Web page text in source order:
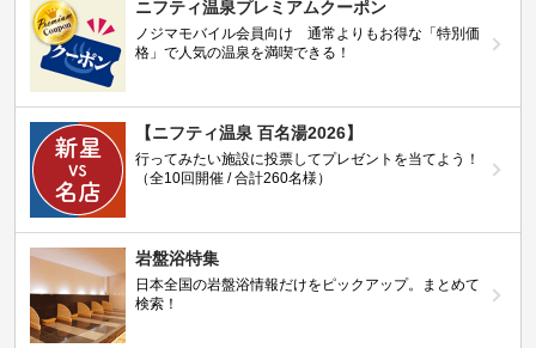
ニフティ温泉プレミアムクーポン
ノジマモバイル会員向け 通常よりもお得な「特別価
格」で人気の温泉を満喫できる！
【ニフティ温泉 百名湯2026】
行ってみたい施設に投票してプレゼントを当てよう！
（全10回開催 / 合計260名様）
岩盤浴特集
日本全国の岩盤浴情報だけをピックアップ。まとめて
検索！